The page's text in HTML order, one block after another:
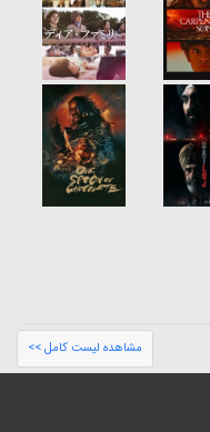
مشاهده لیست کامل >>